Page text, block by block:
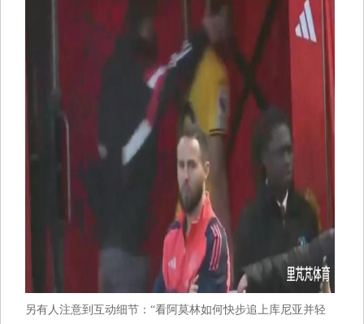
另有人注意到互动细节：“看阿莫林如何快步追上库尼亚并轻